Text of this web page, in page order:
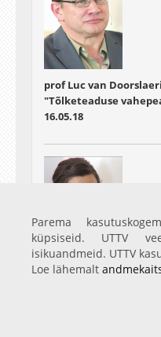
prof Luc van
"Tõlketeaduse
16.05.18
prof Sara Bédard-
Parema
küpsiseid. UTTV
isikuandmeid. UTTV
Loe lähemalt